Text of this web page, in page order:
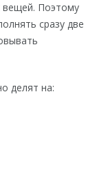
вещей. Поэтому
сразу две
делят на: